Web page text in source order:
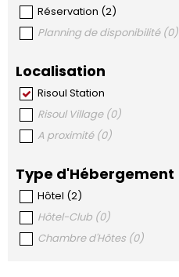
Réservation (2)
Planning de disponibilité (0)
Localisation
Risoul Station
Risoul Village (0)
A proximité (0)
Type d'Hébergement
Hôtel (2)
Hôtel-Club (0)
Chambre d'Hôtes (0)